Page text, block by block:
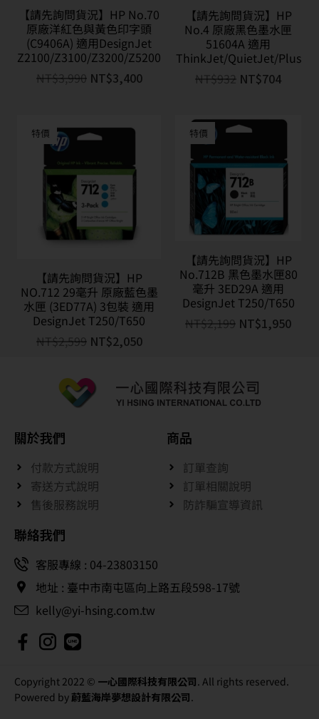
【請先詢問貨況】HP No.70
原廠洋紅色與黃色印字頭
(C9406A) 適用DesignJet
Z2100/Z3100/Z3200/Z5200
NT$3,990 NT$3,400
【請先詢問貨況】HP
No.4 原廠黑色墨水匣
51604A 適用
ThinkJet/QuietJet/Plus
NT$932 NT$704
特價
【請先詢問貨況】HP
NO.712 29毫升 原廠藍色墨
水匣 (3ED77A) 3包裝 適用
DesignJet T250/T650
NT$2,599 NT$2,050
特價
【請先詢問貨況】HP
No.712B 黑色墨水匣80
毫升 3ED29A 適用
DesignJet T250/T650
NT$2,199 NT$1,950
關於我們
付款方式說明
寄送方式說明
售後服務說明
商品
訂單查詢
訂單相關說明
防詐騙宣導資訊
聯絡我們
客服專線 : 04-23803150
地址 : 臺中市南屯區向上路五段598-17號
kelly@yi-hsing.com.tw
Copyright 2022 © 一心國際科技有限公司. All rights reserved.
Powered by 蔚藍海岸夢想設計有限公司.